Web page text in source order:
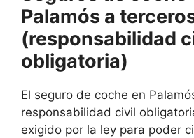
Palamós a
(responsabilidad
obligatoria)
El seguro de coche en
responsabilidad civil
exigido por la ley para poder